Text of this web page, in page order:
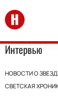
Перейти на
Интервью
НОВОСТИ О
СВЕТСКАЯ